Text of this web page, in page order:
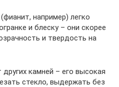
например) легко
и блеску – они скорее
и твердость на
камней – его высокая
стекло, выдержать без